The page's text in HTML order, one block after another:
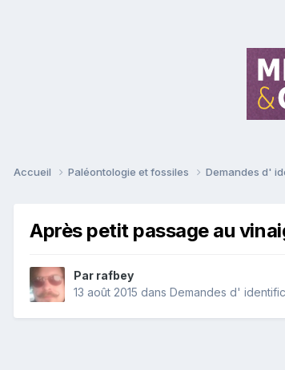
Accueil Paléontologie et fossiles Demandes d'
Après petit passage au
Par rafbey
13 août 2015 dans Demandes d'